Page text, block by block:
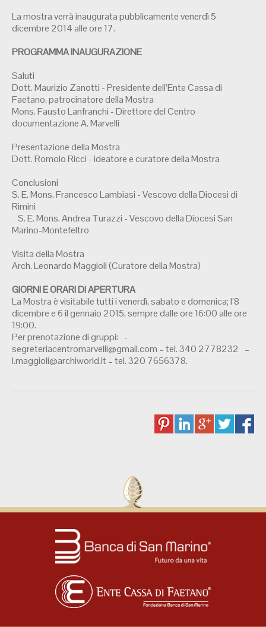
La mostra verrà inaugurata pubblicamente venerdì 5
dicembre 2014 alle ore 17.
PROGRAMMA INAUGURAZIONE
Saluti
Dott. Maurizio Zanotti - Presidente dell’Ente Cassa di
Faetano, patrocinatore della Mostra
Mons. Fausto Lanfranchi - Direttore del Centro
documentazione A. Marvelli
Presentazione della Mostra
Dott. Romolo Ricci - ideatore e curatore della Mostra
Conclusioni
S. E. Mons. Francesco Lambiasi - Vescovo della Diocesi di
Rimini
S. E. Mons. Andrea Turazzi - Vescovo della Diocesi San
Marino-Montefeltro
Visita della Mostra
Arch. Leonardo Maggioli (Curatore della Mostra)
GIORNI E ORARI DI APERTURA
La Mostra è visitabile tutti i venerdì, sabato e domenica; l’8
dicembre e 6 il gennaio 2015, sempre dalle ore 16:00 alle ore
19:00.
Per prenotazione di gruppi: -
segreteriacentromarvelli@gmail.com – tel. 340 2778232 –
l.maggioli@archiworld.it – tel. 320 7656378.